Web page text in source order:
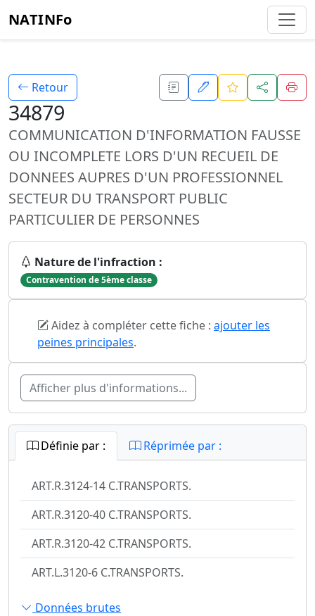
NATINFo
Retour
34879
COMMUNICATION D'INFORMATION FAUSSE
OU INCOMPLETE LORS D'UN RECUEIL DE
DONNEES AUPRES D'UN PROFESSIONNEL
SECTEUR DU TRANSPORT PUBLIC
PARTICULIER DE PERSONNES
Nature de l'infraction :
Contravention de 5ème classe
Aidez à compléter cette fiche : ajouter les
peines principales.
Afficher plus d'informations...
Définie par : Réprimée par :
ART.R.3124-14 C.TRANSPORTS.
ART.R.3120-40 C.TRANSPORTS.
ART.R.3120-42 C.TRANSPORTS.
ART.L.3120-6 C.TRANSPORTS.
Données brutes